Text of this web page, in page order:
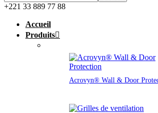
+221 33 889 77 88
Accueil
Produits
Acrovyn® Wall & Door